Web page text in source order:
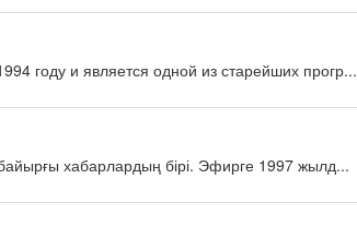
году и является одной из старейших прогр...
хабарлардың бірі. Эфирге 1997 жылд...